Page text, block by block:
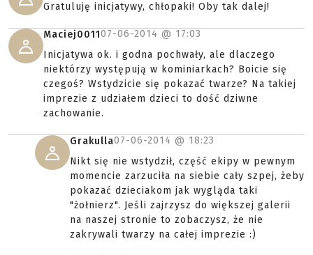
Gratuluję inicjatywy, chłopaki! Oby tak dalej!
Maciej001107-06-2014 @ 17:03
Inicjatywa ok. i godna pochwały, ale dlaczego
niektórzy występują w kominiarkach? Boicie się
czegoś? Wstydzicie się pokazać twarze? Na takiej
imprezie z udziałem dzieci to dość dziwne
zachowanie.
Grakulla07-06-2014 @ 18:23
Nikt się nie wstydził, część ekipy w pewnym
momencie zarzuciła na siebie cały szpej, żeby
pokazać dzieciakom jak wygląda taki
"żołnierz". Jeśli zajrzysz do większej galerii
na naszej stronie to zobaczysz, że nie
zakrywali twarzy na całej imprezie :)